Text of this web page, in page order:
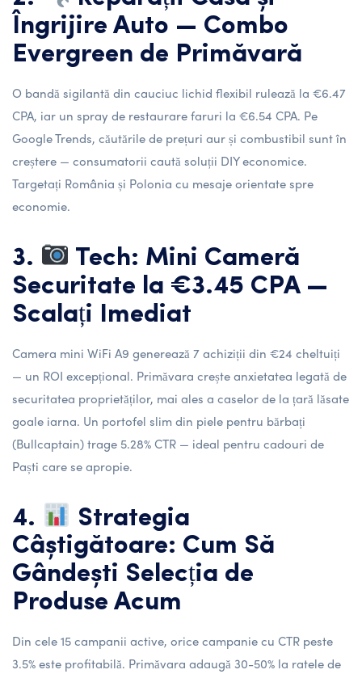
Îngrijire Auto — Combo
Evergreen de Primăvară
O bandă sigilantă din cauciuc lichid flexibil rulează la €6.47
CPA, iar un spray de restaurare faruri la €6.54 CPA. Pe
Google Trends, căutările de prețuri aur și combustibil sunt în
creștere — consumatorii caută soluții DIY economice.
Targetați România și Polonia cu mesaje orientate spre
economie.
3.
Tech: Mini Cameră
Securitate la €3.45 CPA —
Scalați Imediat
Camera mini WiFi A9 generează 7 achiziții din €24 cheltuiți
— un ROI excepțional. Primăvara crește anxietatea legată de
securitatea proprietăților, mai ales a caselor de la țară lăsate
goale iarna. Un portofel slim din piele pentru bărbați
(Bullcaptain) trage 5.28% CTR — ideal pentru cadouri de
Paști care se apropie.
4.
Strategia
Câștigătoare: Cum Să
Gândești Selecția de
Produse Acum
Din cele 15 campanii active, orice campanie cu CTR peste
3.5% este profitabilă. Primăvara adaugă 30-50% la ratele de